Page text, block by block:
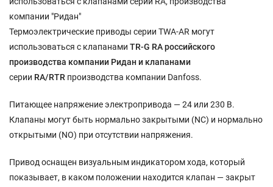
компании "Ридан"
Термоэлектрические приводы серии TWA-AR могут
использоваться с клапанами TR-G RAроссийского
производства компании Ридан и клапанами
серии RA/RTR производства компании Danfoss.
Питающее напряжение электропривода — 24 или 230 В.
Клапаны могут быть нормально закрытыми (NC) и нормально
открытыми (NO) при отсутствии напряжения.
Привод оснащен визуальным индикатором хода, который
показывает, в каком положении находится клапан — закрыт